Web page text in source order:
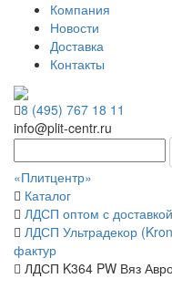
Компания
Новости
Доставка
Контакты
8 (495) 767 18 11
info@plit-centr.ru
«Плитцентр»
Каталог
ЛДСП оптом с
ЛДСП Ультрадекор
фактур
ЛДСП K364 PW Вяз